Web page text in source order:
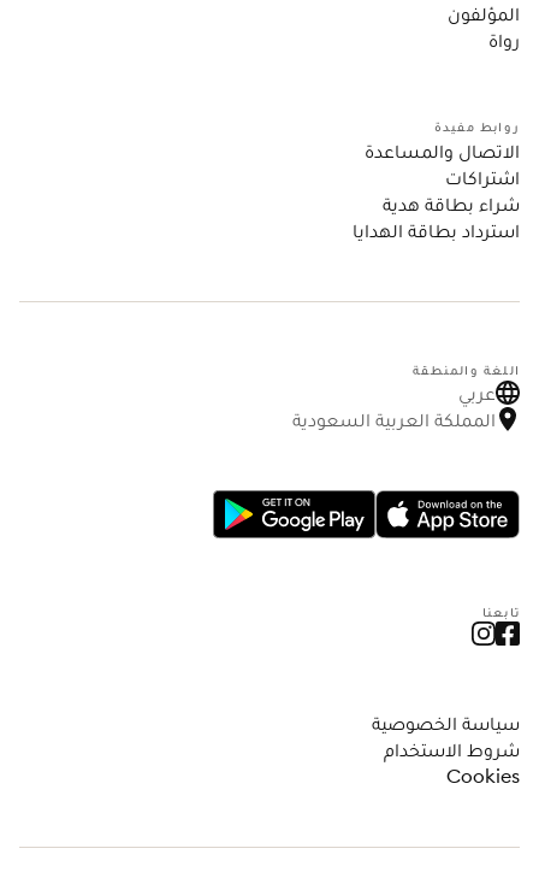
المؤلفون
رواة
روابط مفيدة
الاتصال والمساعدة
اشتراكات
شراء بطاقة هدية
استرداد بطاقة الهدايا
اللغة والمنطقة
عربي
المملكة العربية السعودية
تابعنا
سياسة الخصوصية
شروط الاستخدام
Cookies